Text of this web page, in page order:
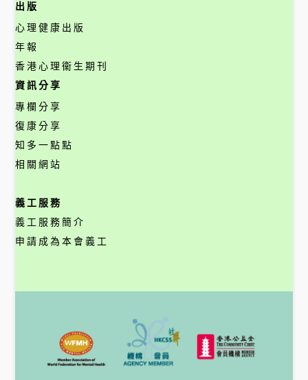
出版
心理健康出版
年報
香港心理衞生期刊
資訊分享
專欄分享
復康分享
知多一點點
相關網站
義工服務
義工服務簡介
申請成為本會義工